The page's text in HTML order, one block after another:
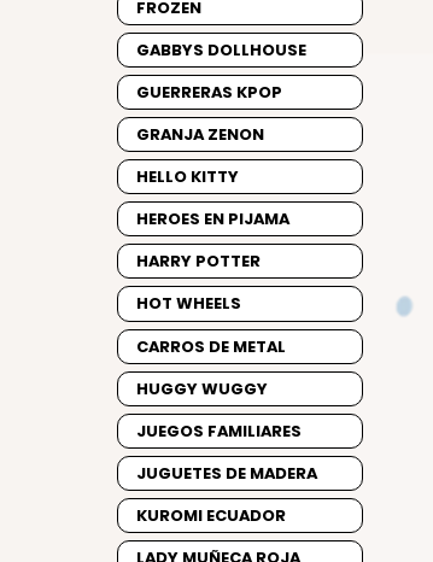
FROZEN
GABBYS DOLLHOUSE
GUERRERAS KPOP
GRANJA ZENON
HELLO KITTY
HEROES EN PIJAMA
HARRY POTTER
HOT WHEELS
CARROS DE METAL
HUGGY WUGGY
JUEGOS FAMILIARES
JUGUETES DE MADERA
KUROMI ECUADOR